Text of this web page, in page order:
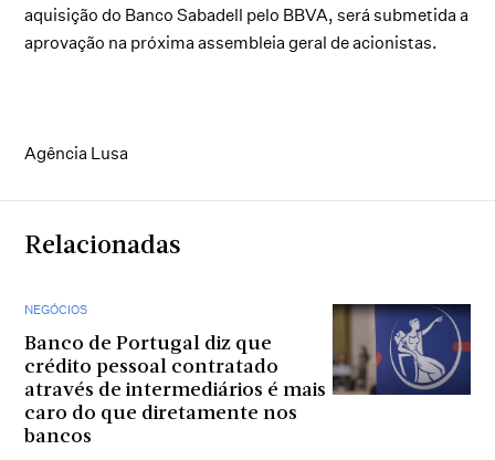
aquisição do Banco Sabadell pelo BBVA, será submetida a
aprovação na próxima assembleia geral de acionistas.
Agência Lusa
Relacionadas
NEGÓCIOS
Banco de Portugal diz que
crédito pessoal contratado
através de intermediários é mais
caro do que diretamente nos
bancos